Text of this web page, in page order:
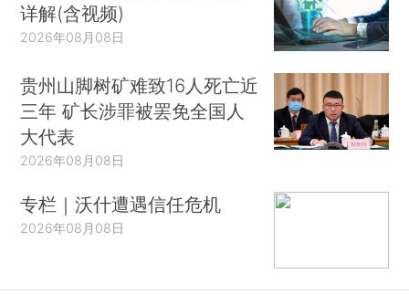
详解(含视频)
2026年08月08日
贵州山脚树矿难致16人死亡近
三年 矿长涉罪被罢免全国人
大代表
2026年08月08日
专栏｜沃什遭遇信任危机
2026年08月08日